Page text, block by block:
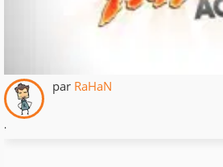
par RaHaN
.